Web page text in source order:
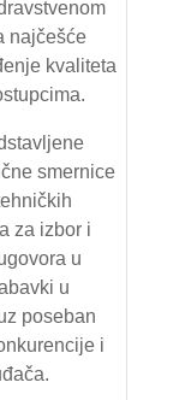
najčešće
kvaliteta
smernice
za izbor i
u
u
poseban
i